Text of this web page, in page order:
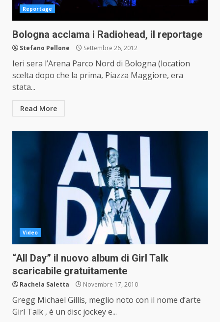
Reportage
Bologna acclama i Radiohead, il reportage
Stefano Pellone Settembre 26, 2012
Ieri sera l’Arena Parco Nord di Bologna (location
scelta dopo che la prima, Piazza Maggiore, era
stata...
Read More
Video
“All Day” il nuovo album di Girl Talk
scaricabile gratuitamente
Rachela Saletta Novembre 17, 2010
Gregg Michael Gillis, meglio noto con il nome d’arte
Girl Talk , è un disc jockey e...